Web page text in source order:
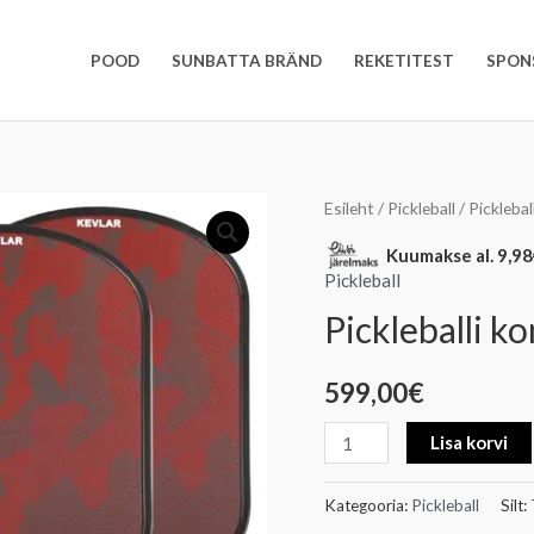
POOD SUNBATTA BRÄND REKETITEST
Esileht / Pickleball /
Kuumakse al. 9,98
Pickleball
Pickleballi
599,00€
Pickleballi
komplekt
Süsinik
kogus
Lisa korvi
Kategooria: Pickleball Silt: